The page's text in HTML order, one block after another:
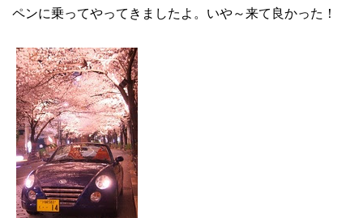
ペンに乗ってやってきましたよ。いや～来て良かった！